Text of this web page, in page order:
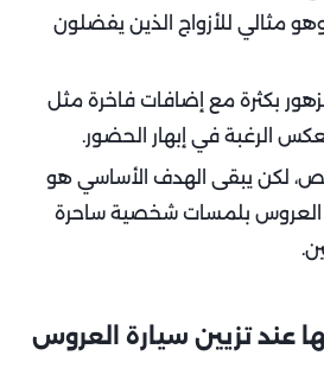
مثالي للأزواج الذين يفضلون
بكثرة مع إضافات فاخرة مثل
الرغبة في إبهار الحضور.
لكن يبقى الهدف الأساسي هو
العروس بلمسات شخصية ساحرة
عند تزيين سيارة العروس